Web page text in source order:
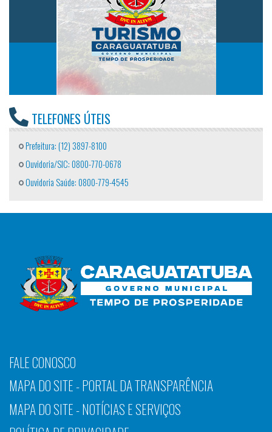
TELEFONES ÚTEIS
Prefeitura: (12) 3897-8100
Ouvidoria/SIC: 0800-770-0678
Ouvidoria Saúde: 0800-779-4545
FALE CONOSCO
MAPA DO SITE - PORTAL DA TRANSPARÊNCIA
MAPA DO SITE - NOTÍCIAS E SERVIÇOS